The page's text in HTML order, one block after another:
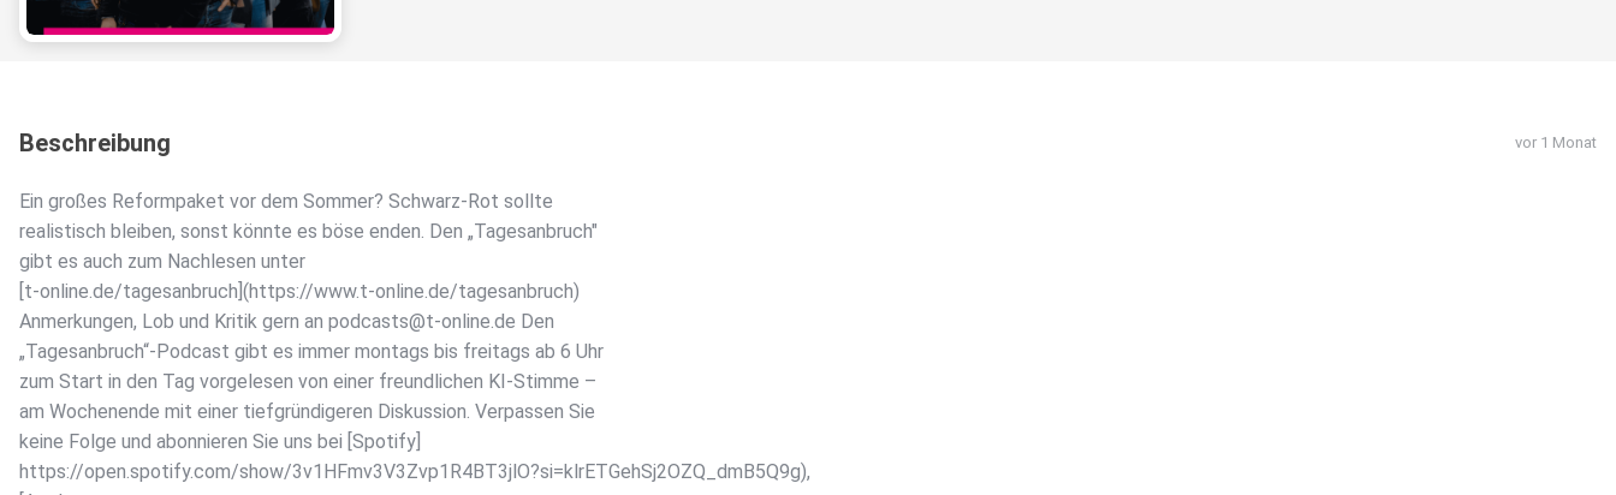
Beschreibung vor 1 Monat
Ein großes Reformpaket vor dem Sommer? Schwarz-Rot sollte
realistisch bleiben, sonst könnte es böse enden. Den „Tagesanbruch"
gibt es auch zum Nachlesen unter
[t-online.de/tagesanbruch](https://www.t-online.de/tagesanbruch)
Anmerkungen, Lob und Kritik gern an podcasts@t-online.de Den
„Tagesanbruch“-Podcast gibt es immer montags bis freitags ab 6 Uhr
zum Start in den Tag vorgelesen von einer freundlichen KI-Stimme –
am Wochenende mit einer tiefgründigeren Diskussion. Verpassen Sie
keine Folge und abonnieren Sie uns bei [Spotify]
https://open.spotify.com/show/3v1HFmv3V3Zvp1R4BT3jlO?si=klrETGehSj2OZQ_dmB5Q9g),